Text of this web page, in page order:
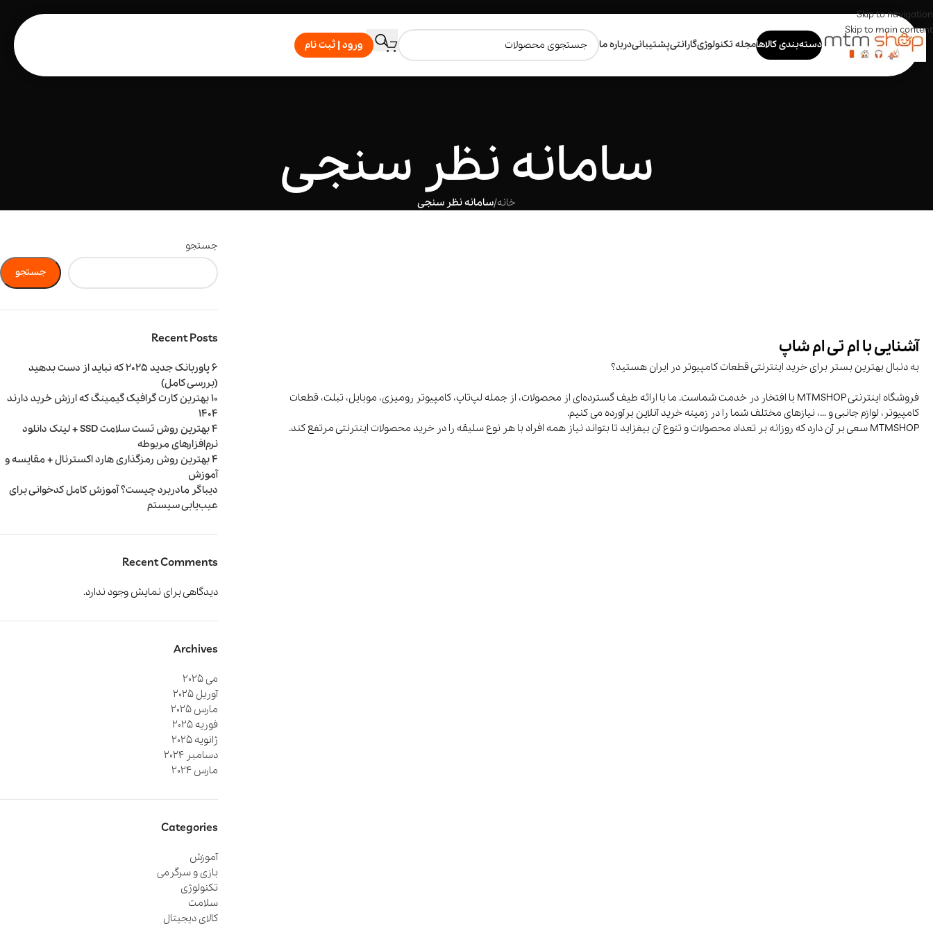
Skip to navigation
Skip to main content
دسته‌بندی کالاها
کتری
مجله تکنولوژیگارانتیپشتیبانیدرباره ما ورود | ثبت نام
سامانه نظر سنجی
خانه/سامانه نظر سنجی
آشنایی با ام تی ام شاپ
به دنبال بهترین بستر برای خرید اینترنتی قطعات کامپیوتر در ایران هستید؟
فروشگاه اینترنتی MTMSHOP با افتخار در خدمت شماست. ما با ارائه طیف گسترده‌ای از محصولات، از جمله لپ‌تاپ، کامپیوتر رومیزی، موبایل، تبلت، قطعات
کامپیوتر، لوازم جانبی و …، نیازهای مختلف شما را در زمینه خرید آنلاین برآورده می کنیم.
MTMSHOP سعی بر آن دارد که روزانه بر تعداد محصولات و تنوع آن بیفزاید تا بتواند نیاز همه افراد با هر نوع سلیقه را در خرید محصولات اینترنتی مرتفع کند.
جستجو
جستجو
Recent Posts
6 پاوربانک جدید 2025 که نباید از دست بدهید
(بررسی کامل)
10 بهترین کارت گرافیک‌ گیمینگ که ارزش خرید دارند
1404
4 بهترین روش تست سلامت SSD + لینک دانلود
نرم‌افزارهای مربوطه
4 بهترین روش رمزگذاری هارد اکسترنال + مقایسه و
آموزش
دیباگر مادربرد چیست؟ آموزش کامل کدخوانی برای
عیب‌یابی سیستم
Recent Comments
دیدگاهی برای نمایش وجود ندارد.
Archives
می 2025
آوریل 2025
مارس 2025
فوریه 2025
ژانویه 2025
دسامبر 2024
مارس 2024
Categories
آموزش
بازی و سرگرمی
تکنولوژی
سلامت
کالای دیجیتال